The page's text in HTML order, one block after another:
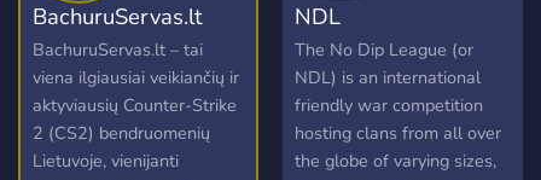
BachuruServas.lt
BachuruServas.lt – tai
viena ilgiausiai veikiančių ir
aktyviausių Counter-Strike
2 (CS2) bendruomenių
Lietuvoje, vienijanti
NDL
The No Dip League (or
NDL) is an international
friendly war competition
hosting clans from all over
the globe of varying sizes,